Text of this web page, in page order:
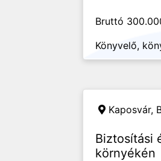
Bruttó
Könyvelő,
Kaposvár,
Biztosítási
környékén